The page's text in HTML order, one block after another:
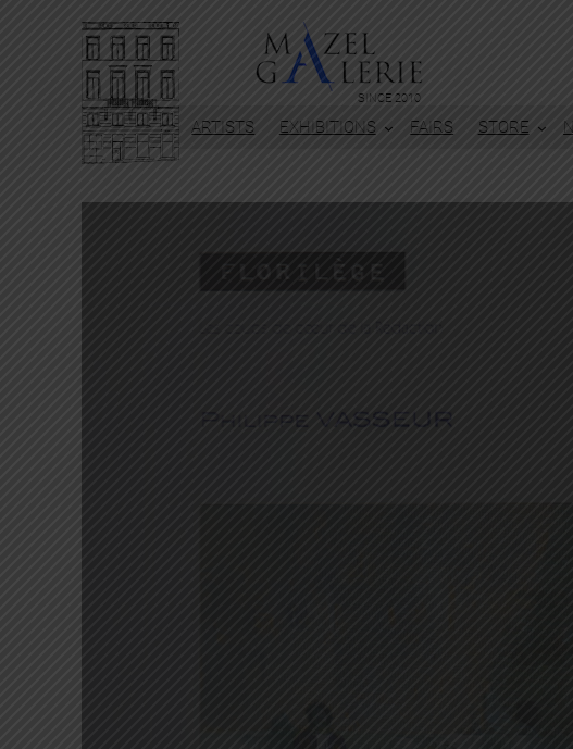
SINCE 2010
ARTISTS EXHIBITIONS FAIRS STORE